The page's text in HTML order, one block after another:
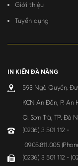
Giới thiệu
Tuyển dụng
IN KIẾN ĐÀ NẴNG
593 Ngô Quyền,
KCN An Đồn, P. An
Q. Sơn Trà, TP. Đà
(0236) 3 501 112 -
0905.811.005
(0236) 3 501 112 -